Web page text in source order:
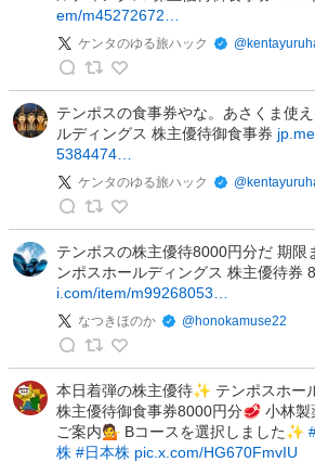
資
家
の
投
旅
ハ
ッ
稿
ケ
ン
タ
旅
ハ
ッ
稿
em/m45272672…
ケンタのゆる旅ハック @
ケ
ン
タ
旅
ハ
ッ
テンポスの食事券やな。あさくま使
ルディングス 株主優待御食事券
5384474…
ケンタのゆる旅ハック @
な
つ
き
テンポスの株主優待8000円分だ 期限
ンポスホールディングス 株主優待券
i.com/item/m99268053…
なつきほのか @honokamuse22
本日着弾の株主優待✨ テンポスホー
株主優待御食事券8000円分🥩 小林製
ご案内💁 Bコースを選択しました✨
株 #日本株 pic.x.com/HG670FmvIU